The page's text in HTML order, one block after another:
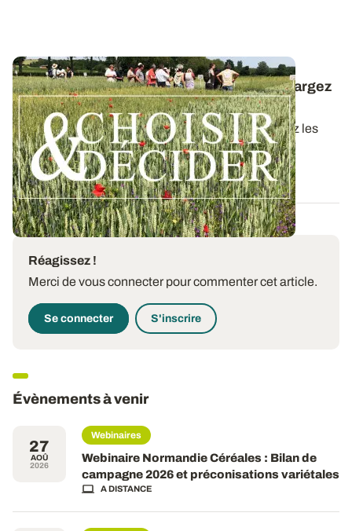
Céréales à paille conduites en bio : téléchargez
la synthèse des essais 2025
Dans ce nouveau guide Choisir & Décider, retrouvez les
résultats des essais du réseau...
09 DÉC. 2025
Réagissez !
Merci de vous connecter pour commenter cet article.
Se connecter S'inscrire
Évènements à venir
27
AOÛ
2026
Webinaires
Webinaire Normandie Céréales : Bilan de
campagne 2026 et préconisations variétales
A DISTANCE